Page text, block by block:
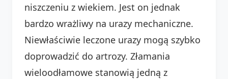
niszczeniu z wiekiem. Jest on jednak
bardzo wrażliwy na urazy mechaniczne.
Niewłaściwie leczone urazy mogą szybko
doprowadzić do artrozy. Złamania
wieloodłamowe stanowią jedną z